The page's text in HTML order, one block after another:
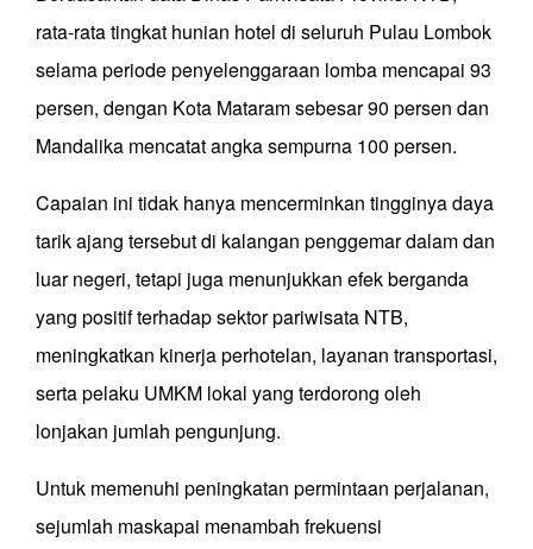
rata-rata tingkat hunian hotel di seluruh Pulau Lombok
selama periode penyelenggaraan lomba mencapai 93
persen, dengan Kota Mataram sebesar 90 persen dan
Mandalika mencatat angka sempurna 100 persen.
Capaian ini tidak hanya mencerminkan tingginya daya
tarik ajang tersebut di kalangan penggemar dalam dan
luar negeri, tetapi juga menunjukkan efek berganda
yang positif terhadap sektor pariwisata NTB,
meningkatkan kinerja perhotelan, layanan transportasi,
serta pelaku UMKM lokal yang terdorong oleh
lonjakan jumlah pengunjung.
Untuk memenuhi peningkatan permintaan perjalanan,
sejumlah maskapai menambah frekuensi